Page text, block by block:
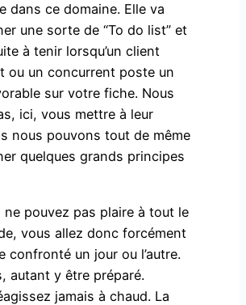
dans ce domaine. Elle va
une sorte de “To do list” et
à tenir lorsqu’un client
ou un concurrent poste un
sur votre fiche. Nous
ici, vous mettre à leur
nous pouvons tout de même
quelques grands principes
ne pouvez pas plaire à tout le
vous allez donc forcément
confronté un jour ou l’autre.
autant y être préparé.
jamais à chaud. La